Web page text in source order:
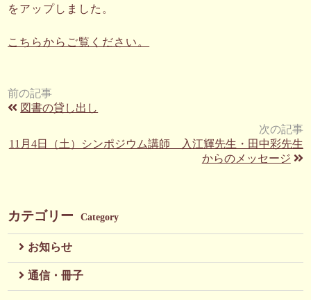
をアップしました。
こちらからご覧ください。
前の記事
図書の貸し出し
次の記事
11月4日（土）シンポジウム講師 入江輝先生・田中彩先生
からのメッセージ
カテゴリー Category
お知らせ
通信・冊子